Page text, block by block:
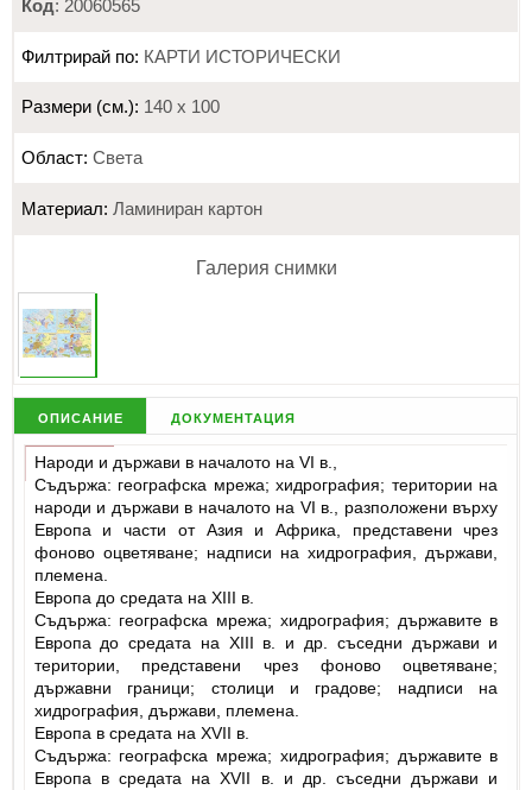
Код: 20060565
Филтрирай по: КАРТИ ИСТОРИЧЕСКИ
Размери (см.): 140 х 100
Област: Света
Материал: Ламиниран картон
Галерия снимки
описание документация
Народи и държави в началото на VI в.,
Съдържа: географска мрежа; хидрография; територии на
народи и държави в началото на VI в., разположени върху
Европа и части от Азия и Африка, представени чрез
фоново оцветяване; надписи на хидрография, държави,
племена.
Европа до средата на XIII в.
Съдържа: географска мрежа; хидрография; държавите в
Европа до средата на XIII в. и др. съседни държави и
територии, представени чрез фоново оцветяване;
държавни граници; столици и градове; надписи на
хидрография, държави, племена.
Европа в средата на XVII в.
Съдържа: географска мрежа; хидрография; държавите в
Европа в средата на XVII в. и др. съседни държави и